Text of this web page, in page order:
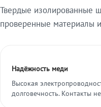
Твердые изолированные
проверенные материалы
Надёжность меди
Высокая
долговечность. Контакты